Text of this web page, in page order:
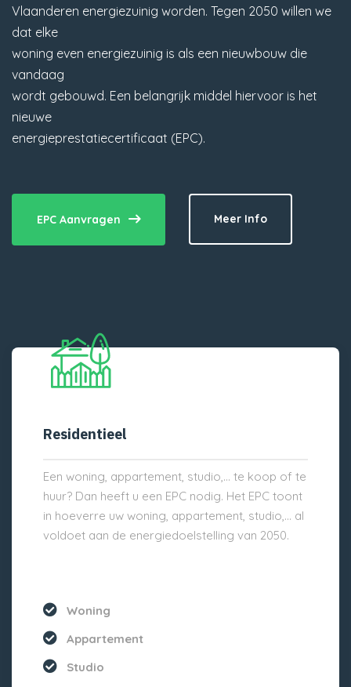
Vlaanderen energiezuinig worden. Tegen 2050 willen we
dat elke
woning even energiezuinig is als een nieuwbouw die
vandaag
wordt gebouwd. Een belangrijk middel hiervoor is het
nieuwe
energieprestatiecertificaat (EPC).
EPC Aanvragen Meer Info
Residentieel
Een woning, appartement, studio,… te koop of te
huur? Dan heeft u een EPC nodig. Het EPC toont
in hoeverre uw woning, appartement, studio,… al
voldoet aan de energiedoelstelling van 2050.
Woning
Appartement
Studio